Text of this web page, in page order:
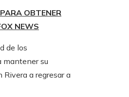
OBTENER
NEWS
de los
mantener su
a regresar a